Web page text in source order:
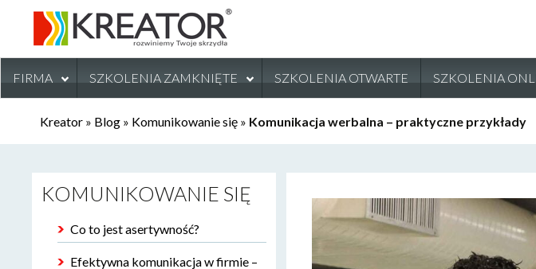
FIRMA SZKOLENIA ZAMKNIĘTE SZKOLENIA OTWARTE SZKOLENIA
Kreator » Blog » Komunikowanie się » Komunikacja werbalna – praktyczne przykłady
KOMUNIKOWANIE SIĘ
Co to jest asertywność?
Efektywna komunikacja w firmie –